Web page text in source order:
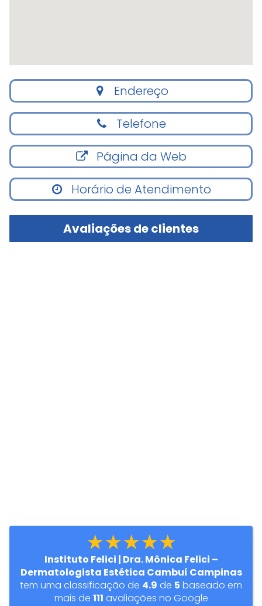
Endereço
Telefone
Página da Web
Horário de Atendimento
Avaliações de clientes
★★★★★
Instituto Felici | Dra. Mônica Felici –
Dermatologista Estética Cambuí Campinas
tem uma classificação de 4.9 de 5 baseado em
mais de 111 avaliações no Google